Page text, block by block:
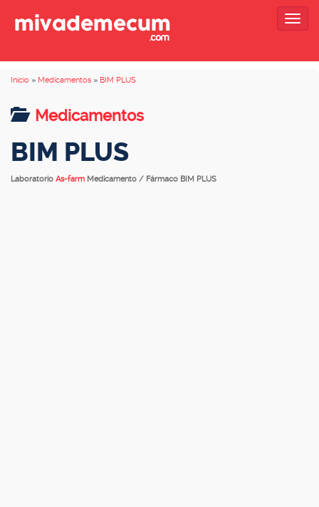
Inicio » Medicamentos » BIM PLUS
Medicamentos
BIM PLUS
Laboratorio As-farm Medicamento / Fármaco BIM PLUS